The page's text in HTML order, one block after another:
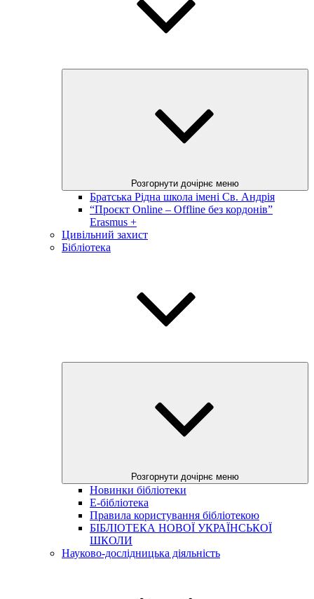
Розгорнути дочірнє меню
Братська Рідна школа імені Св. Андрія
“Проєкт Online – Offline без кордонів”
Erasmus +
Цивільний захист
Бібліотека
Розгорнути дочірнє меню
Новинки бібліотеки
E-бібліотека
Правила користування бібліотекою
БІБЛІОТЕКА НОВОЇ УКРАЇНСЬКОЇ
ШКОЛИ
Науково-дослідницька діяльність